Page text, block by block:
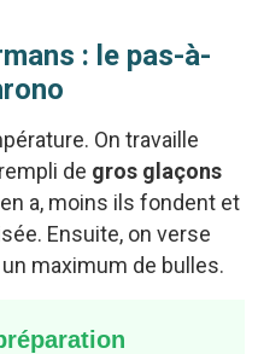
: le pas-à-
On travaille
de gros glaçons
a, moins ils fondent et
Ensuite, on verse
maximum de bulles.